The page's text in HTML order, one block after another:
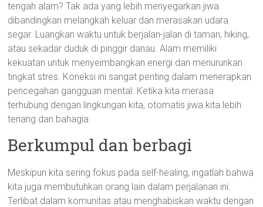
tengah alam? Tak ada yang lebih menyegarkan jiwa
dibandingkan melangkah keluar dan merasakan udara
segar. Luangkan waktu untuk berjalan-jalan di taman, hiking,
atau sekadar duduk di pinggir danau. Alam memiliki
kekuatan untuk menyeimbangkan energi dan menurunkan
tingkat stres. Koneksi ini sangat penting dalam menerapkan
pencegahan gangguan mental. Ketika kita merasa
terhubung dengan lingkungan kita, otomatis jiwa kita lebih
tenang dan bahagia.
Berkumpul dan berbagi
Meskipun kita sering fokus pada self-healing, ingatlah bahwa
kita juga membutuhkan orang lain dalam perjalanan ini.
Terlibat dalam komunitas atau menghabiskan waktu dengan